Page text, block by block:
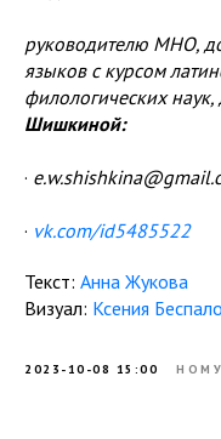
руководителю МНО,
языков с курсом
филологических наук,
Шишкиной:
·
· vk.com/id5485522
Текст: Анна Жукова
Визуал: Ксения
2023-10-08 15:00